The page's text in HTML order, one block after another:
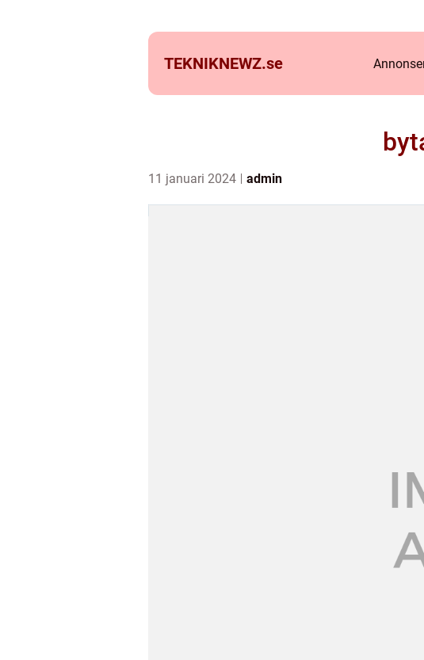
TEKNIKNEWZ.se
11 januari 2024 admin